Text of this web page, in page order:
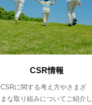
CSR情報
CSRに関する考え方やさまざ
まな取り組みについてご紹介し